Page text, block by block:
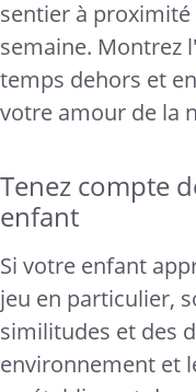
sentier à
semaine. Montrez
temps dehors et
votre amour de la
Tenez compte
enfant
Si votre enfant
jeu en particulier,
similitudes et des
environnement et